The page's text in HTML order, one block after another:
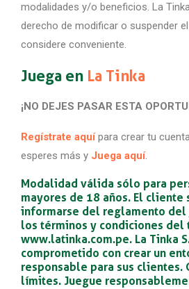
modalidades y/o beneficios. La
derecho de modificar o suspender
considere conveniente.
Juega en La Tinka
¡NO DEJES PASAR ESTA
Regístrate aquípara crear tu
esperes más y Juega aquí.
Modalidad válida sólo para
mayores de 18 años. El cliente
informarse del reglamento del
los términos y condiciones del
www.latinka.com.pe. La Tinka
comprometido con crear un
responsable para sus clientes.
límites. Juegue